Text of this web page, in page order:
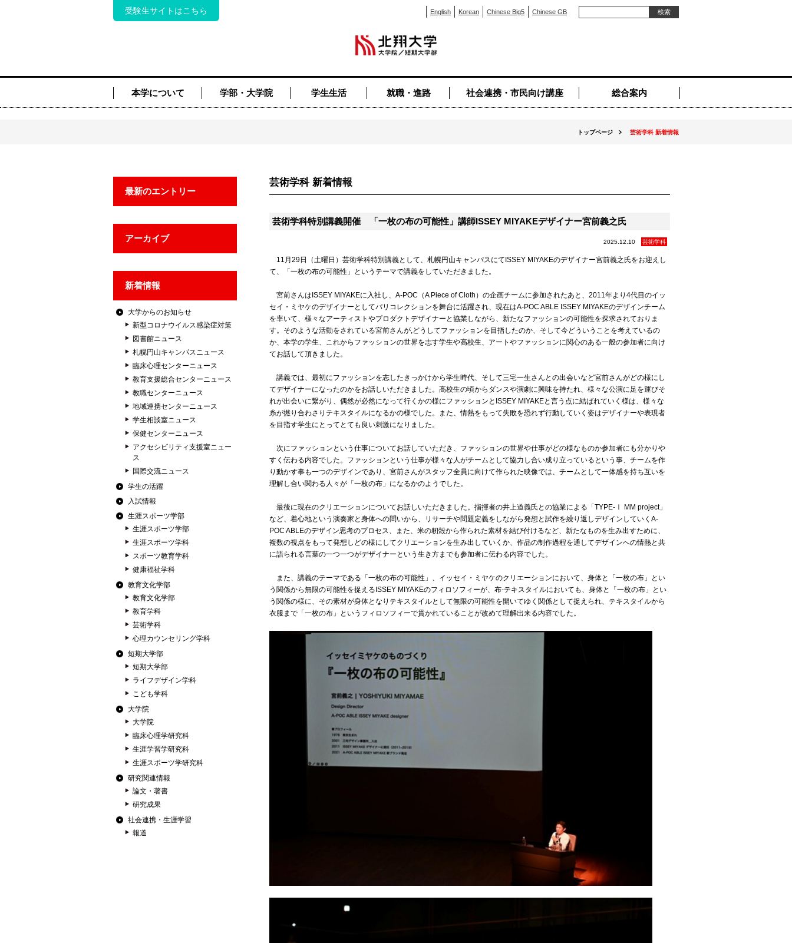
受験生サイトはこちら English Korean Chinese Big5 Chinese GB
本学について 学部・大学院 学生生活 就職・進路 社会連携・市民向け講座 総合案内
トップページ 芸術学科 新着情報
最新のエントリー
アーカイブ
新着情報
大学からのお知らせ
新型コロナウイルス感染症対策
図書館ニュース
札幌円山キャンパスニュース
臨床心理センターニュース
教育支援総合センターニュース
教職センターニュース
地域連携センターニュース
学生相談室ニュース
保健センターニュース
アクセシビリティ支援室ニュー
ス
国際交流ニュース
学生の活躍
入試情報
生涯スポーツ学部
生涯スポーツ学部
生涯スポーツ学科
スポーツ教育学科
健康福祉学科
教育文化学部
教育文化学部
教育学科
芸術学科
心理カウンセリング学科
短期大学部
短期大学部
ライフデザイン学科
こども学科
大学院
大学院
臨床心理学研究科
生涯学習学研究科
生涯スポーツ学研究科
研究関連情報
論文・著書
研究成果
社会連携・生涯学習
報道
芸術学科 新着情報
芸術学科特別講義開催 「一枚の布の可能性」講師ISSEY MIYAKEデザイナー宮前義之氏
2025.12.10 芸術学科
11月29日（土曜日）芸術学科特別講義として、札幌円山キャンパスにてISSEY MIYAKEのデザイナー宮前義之氏をお迎えし
て、「一枚の布の可能性」というテーマで講義をしていただきました。
宮前さんはISSEY MIYAKEに入社し、A-POC（A Piece of Cloth）の企画チームに参加されたあと、2011年より4代目のイッ
セイ・ミヤケのデザイナーとしてパリコレクションを舞台に活躍され、現在はA-POC ABLE ISSEY MIYAKEのデザインチーム
を率いて、様々なアーティストやプロダクトデザイナーと協業しながら、新たなファッションの可能性を探求されておりま
す。そのような活動をされている宮前さんが,どうしてファッションを目指したのか、そして今どういうことを考えているの
か、本学の学生、これからファッションの世界を志す学生や高校生、アートやファッションに関心のある一般の参加者に向け
てお話して頂きました。
講義では、最初にファッションを志したきっかけから学生時代、そして三宅一生さんとの出会いなど宮前さんがどの様にし
てデザイナーになったのかをお話しいただきました。高校生の頃からダンスや演劇に興味を持たれ、様々な公演に足を運びそ
れが出会いに繋がり、偶然が必然になって行くかの様にファッションとISSEY MIYAKEと言う点に結ばれていく様は、様々な
糸が撚り合わさりテキスタイルになるかの様でした。また、情熱をもって失敗を恐れず行動していく姿はデザイナーや表現者
を目指す学生にとってとても良い刺激になりました。
次にファッションという仕事についてお話していただき、ファッションの世界や仕事がどの様なものか参加者にも分かりや
すく伝わる内容でした。ファッションという仕事が様々な人がチームとして協力し合い成り立っているという事、チームを作
り動かす事も一つのデザインであり、宮前さんがスタッフ全員に向けて作られた映像では、チームとして一体感を持ち互いを
理解し合い関わる人々が「一枚の布」になるかのようでした。
最後に現在のクリエーションについてお話しいただきました。指揮者の井上道義氏との協業による「TYPE-Ⅰ MM project」
など、着心地という演奏家と身体への問いから、リサーチや問題定義をしながら発想と試作を繰り返しデザインしていくA-
POC ABLEのデザイン思考のプロセス、また、米の籾殻から作られた素材を結び付けるなど、新たなものを生み出すために、
複数の視点をもって発想しどの様にしてクリエーションを生み出していくか、作品の制作過程を通してデザインへの情熱と共
に語られる言葉の一つ一つがデザイナーという生き方までも参加者に伝わる内容でした。
また、講義のテーマである「一枚の布の可能性」、イッセイ・ミヤケのクリエーションにおいて、身体と「一枚の布」とい
う関係から無限の可能性を捉えるISSEY MIYAKEのフィロソフィーが、布-テキスタイルにおいても、身体と「一枚の布」とい
う関係の様に、その素材が身体となりテキスタイルとして無限の可能性を開いてゆく関係として捉えられ、テキスタイルから
衣服まで「一枚の布」というフィロソフィーで貫かれていることが改めて理解出来る内容でした。